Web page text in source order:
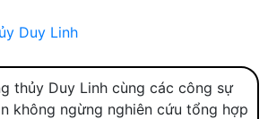
Duy Linh
thủy Duy Linh cùng các công sự
không ngừng nghiên cứu tổng hợp